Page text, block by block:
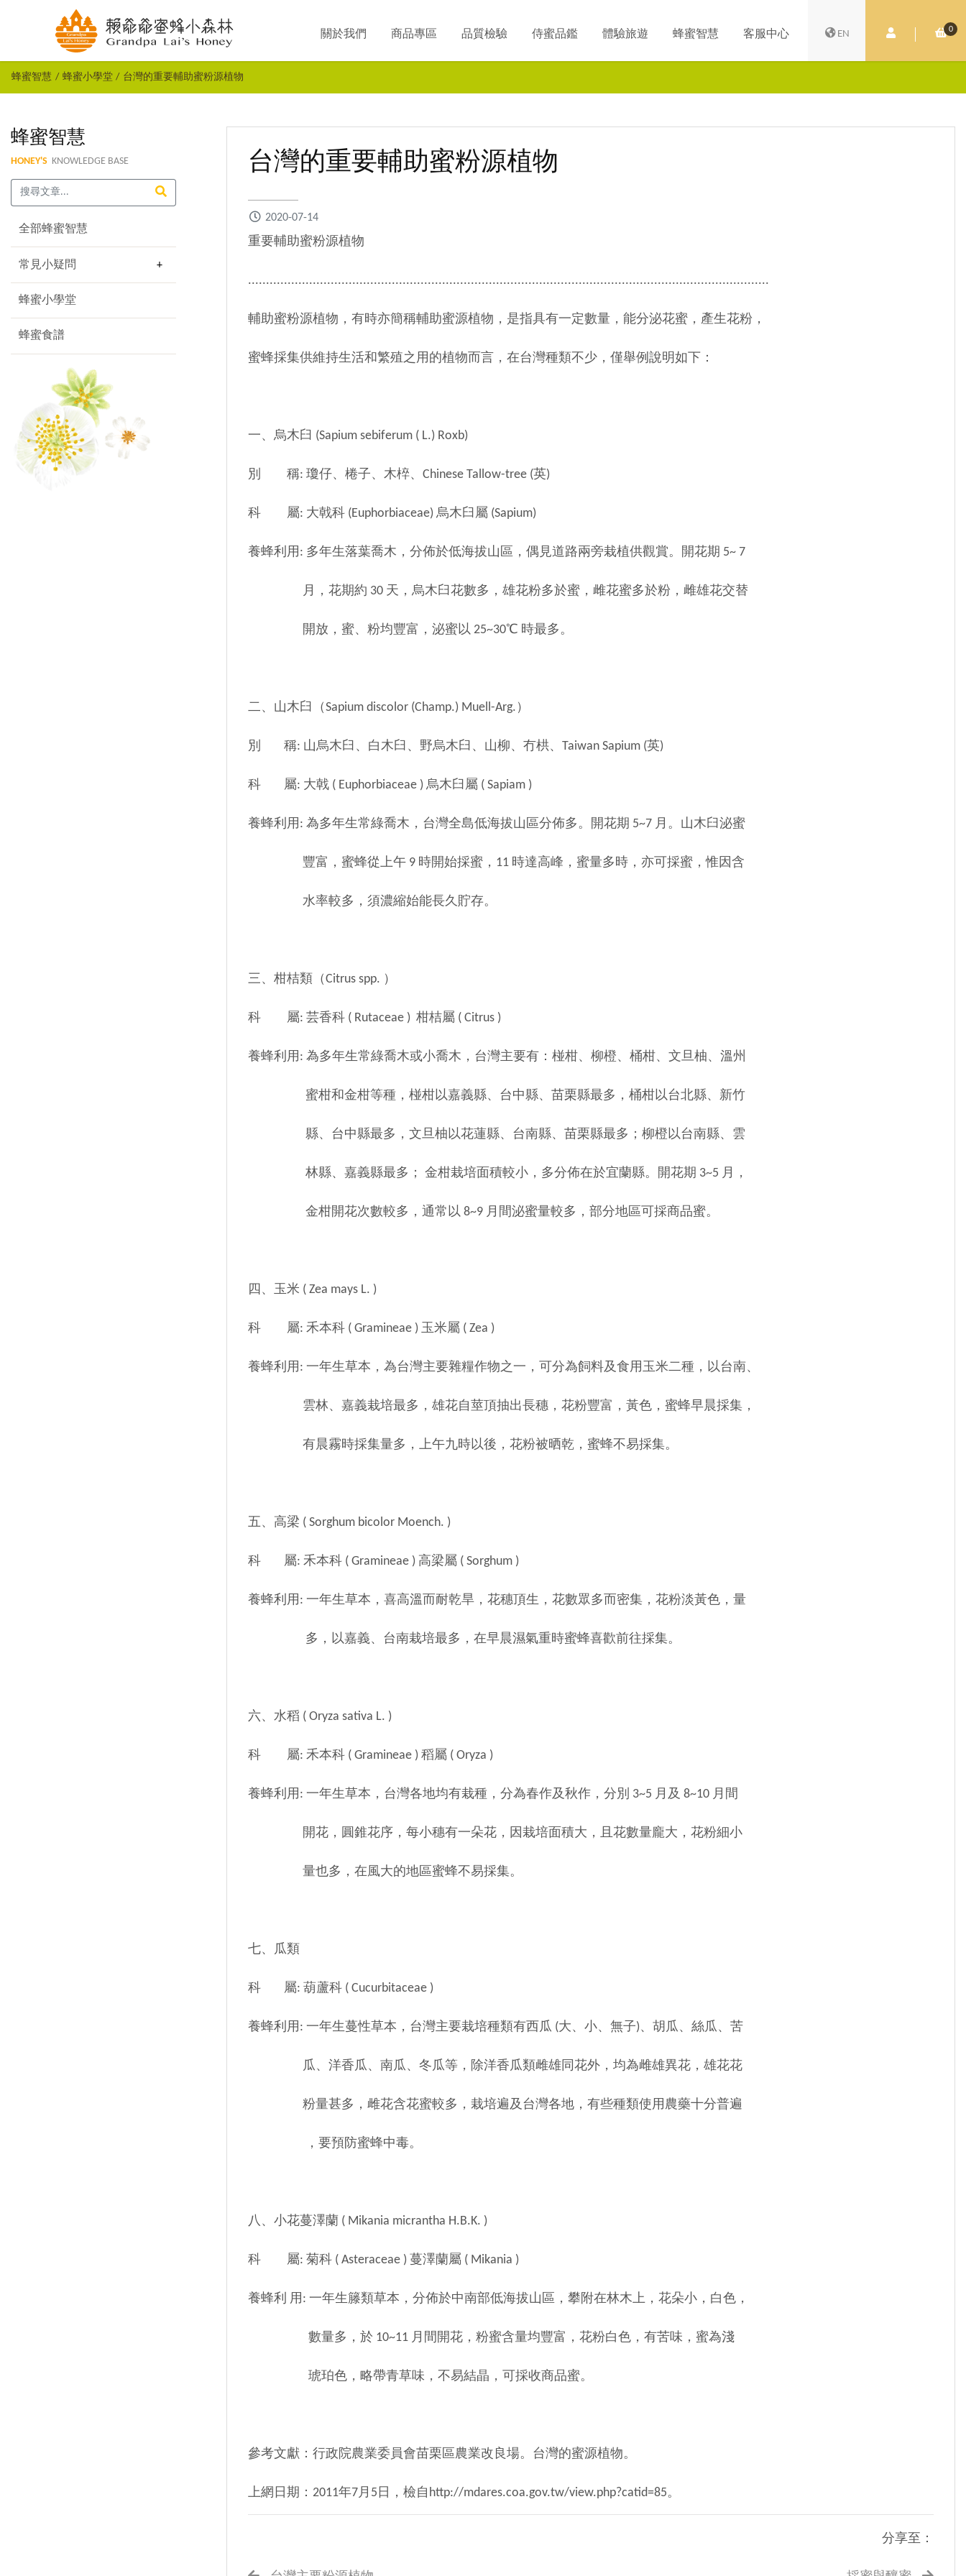
關於我們 商品專區 品質檢驗 侍蜜品鑑 體驗旅遊 蜂蜜智慧 客服中心 EN 會員中心 0
購
蜂蜜智慧 蜂蜜小學堂 台灣的重要輔助蜜粉源植物
蜂蜜智慧
HONEY'S KNOWLEDGE BASE
全部蜂蜜智慧
常見小疑問
蜂蜜小學堂
蜂蜜食譜
台灣的重要輔助蜜粉源植物
2020-07-14
重要輔助蜜粉源植物
.................................................................................................................................................
輔助蜜粉源植物，有時亦簡稱輔助蜜源植物，是指具有一定數量，能分泌花蜜，產生花粉，
蜜蜂採集供維持生活和繁殖之用的植物而言，在台灣種類不少，僅舉例說明如下：
一、烏木臼 (Sapium sebiferum ( L.) Roxb)
別 稱: 瓊仔、棬子、木椊、Chinese Tallow-tree (英)
科 屬: 大戟科 (Euphorbiaceae) 烏木臼屬 (Sapium)
養蜂利用: 多年生落葉喬木，分佈於低海拔山區，偶見道路兩旁栽植供觀賞。開花期 5~ 7
月，花期約 30 天，烏木臼花數多，雄花粉多於蜜，雌花蜜多於粉，雌雄花交替
開放，蜜、粉均豐富，泌蜜以 25~30℃ 時最多。
二、山木臼（Sapium discolor (Champ.) Muell-Arg.）
別 稱: 山烏木臼、白木臼、野烏木臼、山柳、冇栱、Taiwan Sapium (英)
科 屬: 大戟 ( Euphorbiaceae ) 烏木臼屬 ( Sapiam )
養蜂利用: 為多年生常綠喬木，台灣全島低海拔山區分佈多。開花期 5~7 月。山木臼泌蜜
豐富，蜜蜂從上午 9 時開始採蜜，11 時達高峰，蜜量多時，亦可採蜜，惟因含
水率較多，須濃縮始能長久貯存。
三、柑桔類（Citrus spp. ）
科 屬: 芸香科 ( Rutaceae ) 柑桔屬 ( Citrus )
養蜂利用: 為多年生常綠喬木或小喬木，台灣主要有：椪柑、柳橙、桶柑、文旦柚、溫州
蜜柑和金柑等種，椪柑以嘉義縣、台中縣、苗栗縣最多，桶柑以台北縣、新竹
縣、台中縣最多，文旦柚以花蓮縣、台南縣、苗栗縣最多；柳橙以台南縣、雲
林縣、嘉義縣最多； 金柑栽培面積較小，多分佈在於宜蘭縣。開花期 3~5 月，
金柑開花次數較多，通常以 8~9 月間泌蜜量較多，部分地區可採商品蜜。
四、玉米 ( Zea mays L. )
科 屬: 禾本科 ( Gramineae ) 玉米屬 ( Zea )
養蜂利用: 一年生草本，為台灣主要雜糧作物之一，可分為飼料及食用玉米二種，以台南、
雲林、嘉義栽培最多，雄花自莖頂抽出長穗，花粉豐富，黃色，蜜蜂早晨採集，
有晨霧時採集量多，上午九時以後，花粉被晒乾，蜜蜂不易採集。
五、高梁 ( Sorghum bicolor Moench. )
科 屬: 禾本科 ( Gramineae ) 高梁屬 ( Sorghum )
養蜂利用: 一年生草本，喜高溫而耐乾旱，花穗頂生，花數眾多而密集，花粉淡黃色，量
多，以嘉義、台南栽培最多，在早晨濕氣重時蜜蜂喜歡前往採集。
六、水稻 ( Oryza sativa L. )
科 屬: 禾本科 ( Gramineae ) 稻屬 ( Oryza )
養蜂利用: 一年生草本，台灣各地均有栽種，分為春作及秋作，分別 3~5 月及 8~10 月間
開花，圓錐花序，每小穗有一朵花，因栽培面積大，且花數量龐大，花粉細小
量也多，在風大的地區蜜蜂不易採集。
七、瓜類
科 屬: 葫蘆科 ( Cucurbitaceae )
養蜂利用: 一年生蔓性草本，台灣主要栽培種類有西瓜 (大、小、無子)、胡瓜、絲瓜、苦
瓜、洋香瓜、南瓜、冬瓜等，除洋香瓜類雌雄同花外，均為雌雄異花，雄花花
粉量甚多，雌花含花蜜較多，栽培遍及台灣各地，有些種類使用農藥十分普遍
，要預防蜜蜂中毒。
八、小花蔓澤蘭 ( Mikania micrantha H.B.K. )
科 屬: 菊科 ( Asteraceae ) 蔓澤蘭屬 ( Mikania )
養蜂利 用: 一年生籐類草本，分佈於中南部低海拔山區，攀附在林木上，花朵小，白色，
數量多，於 10~11 月間開花，粉蜜含量均豐富，花粉白色，有苦味，蜜為淺
琥珀色，略帶青草味，不易結晶，可採收商品蜜。
參考文獻：行政院農業委員會苗栗區農業改良場。台灣的蜜源植物。
上網日期：2011年7月5日，檢自http://mdares.coa.gov.tw/view.php?catid=85。
分享至：